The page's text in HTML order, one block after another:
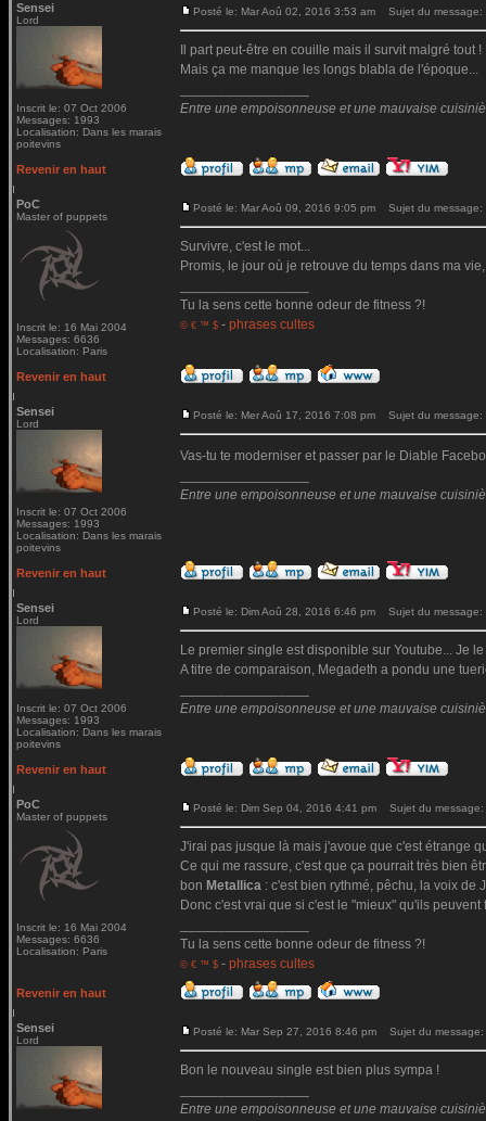
Sensei
Lord
Inscrit le: 07 Oct 2006
Messages: 1993
Localisation: Dans les marais
poitevins
Posté le: Mar Aoû 02, 2016 3:53 am Sujet du message:
Il part peut-être en couille mais il survit malgré tout !
Mais ça me manque les longs blabla de l'époque...
Entre une empoisonneuse et une mauvaise
Revenir en haut
PoC
Master of puppets
Inscrit le: 16 Mai 2004
Messages: 6636
Localisation: Paris
Posté le: Mar Aoû 09, 2016 9:05 pm Sujet du message:
Survivre, c'est le mot...
Promis, le jour où je retrouve du temps dans ma
Tu la sens cette bonne odeur de fitness ?!
© € ™ $ - phrases cultes
Revenir en haut
Sensei
Lord
Inscrit le: 07 Oct 2006
Messages: 1993
Localisation: Dans les marais
poitevins
Posté le: Mer Aoû 17, 2016 7:08 pm Sujet du message:
Vas-tu te moderniser et passer par le Diable
Entre une empoisonneuse et une mauvaise
Revenir en haut
Sensei
Lord
Inscrit le: 07 Oct 2006
Messages: 1993
Localisation: Dans les marais
poitevins
Posté le: Dim Aoû 28, 2016 6:46 pm Sujet du message:
Le premier single est disponible sur Youtube... Je
A titre de comparaison, Megadeth a pondu une
Entre une empoisonneuse et une mauvaise
Revenir en haut
PoC
Master of puppets
Inscrit le: 16 Mai 2004
Messages: 6636
Localisation: Paris
Posté le: Dim Sep 04, 2016 4:41 pm Sujet du message:
J'irai pas jusque là mais j'avoue que c'est étrange
Ce qui me rassure, c'est que ça pourrait très bien
bon Metallica : c'est bien rythmé, pêchu, la voix de
Donc c'est vrai que si c'est le "mieux" qu'ils
Tu la sens cette bonne odeur de fitness ?!
© € ™ $ - phrases cultes
Revenir en haut
Sensei
Lord
Posté le: Mar Sep 27, 2016 8:46 pm Sujet du message:
Bon le nouveau single est bien plus sympa !
Entre une empoisonneuse et une mauvaise